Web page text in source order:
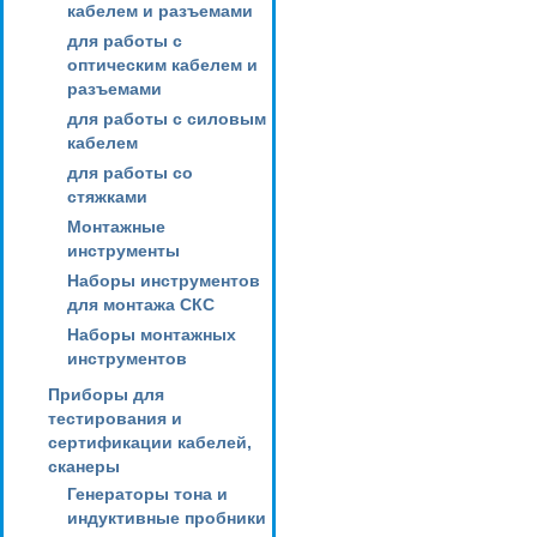
кабелем и разъемами
для работы с
оптическим кабелем и
разъемами
для работы с силовым
кабелем
для работы со
стяжками
Монтажные
инструменты
Наборы инструментов
для монтажа СКС
Наборы монтажных
инструментов
Приборы для
тестирования и
сертификации кабелей,
сканеры
Генераторы тона и
индуктивные пробники